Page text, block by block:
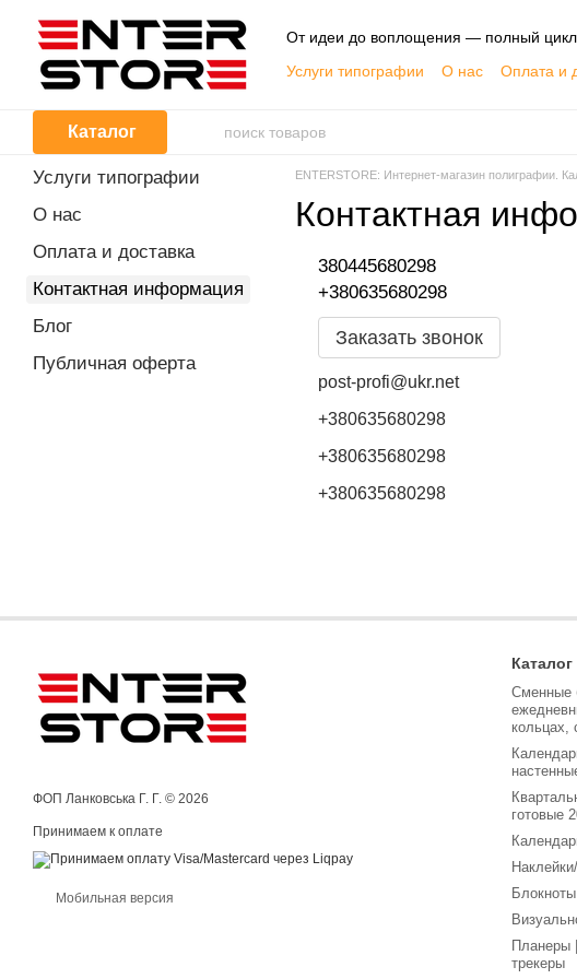
Перейти к основному контенту
От идеи до воплощения — полный цикл
Услуги типографии
О нас Оплата и
Каталог
ENTERSTORE: Интернет-магазин полиграфии.
Контактная
380445680298
+380635680298
Заказать звонок
post-profi@ukr.net
+380635680298
+380635680298
+380635680298
Услуги типографии
О нас
Оплата и доставка
Контактная информация
Блог
Публичная оферта
ФОП Ланковська Г. Г. © 2026
Принимаем к оплате
Мобильная версия
Каталог
Сменные
кольцах,
готовые
Планеры
трекеры